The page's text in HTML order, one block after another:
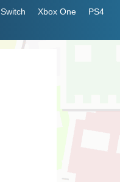
Switch Xbox One
PS4